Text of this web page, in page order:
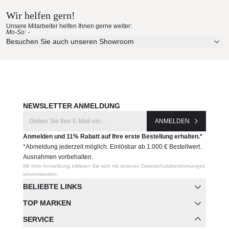
Hersteller:
Vondom
Erleben Sie unsere Stoffe und Materialien ganz in Ruhe in
Ihren eigenen vier Wänden.
Aktuelle Originalstoffe des Herstellers
Wir helfen gern!
Unsere Mitarbeiter helfen Ihnen gerne weiter:
Mo-So: -
Besuchen Sie auch unseren Showroom
BELIEBTE LINKS
TOP MARKEN
SERVICE
NEWSLETTER ANMELDUNG
ANMELDEN
Anmelden und 11% Rabatt auf Ihre erste Bestellung erhalten.*
*Abmeldung jederzeit möglich. Einlösbar ab 1.000 € Bestellwert.
Ausnahmen vorbehalten.
Mit Ihrer Anmeldung erklären Sie sich mit unseren Datenschutzbestimmungen
einverstanden.